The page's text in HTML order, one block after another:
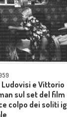
Ludovisi e Vittorio
sul set del film
colpo dei soliti